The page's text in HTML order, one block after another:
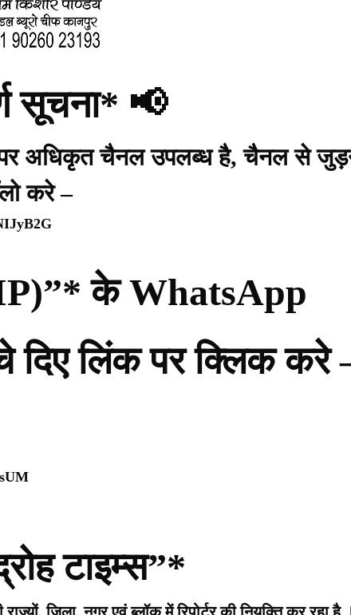
सूचना* 📢
पर अधिकृत चैनल उपलब्ध है, चैनल से
करे –
के WhatsApp
लिंक पर क्लिक करे
टाइम्स”*